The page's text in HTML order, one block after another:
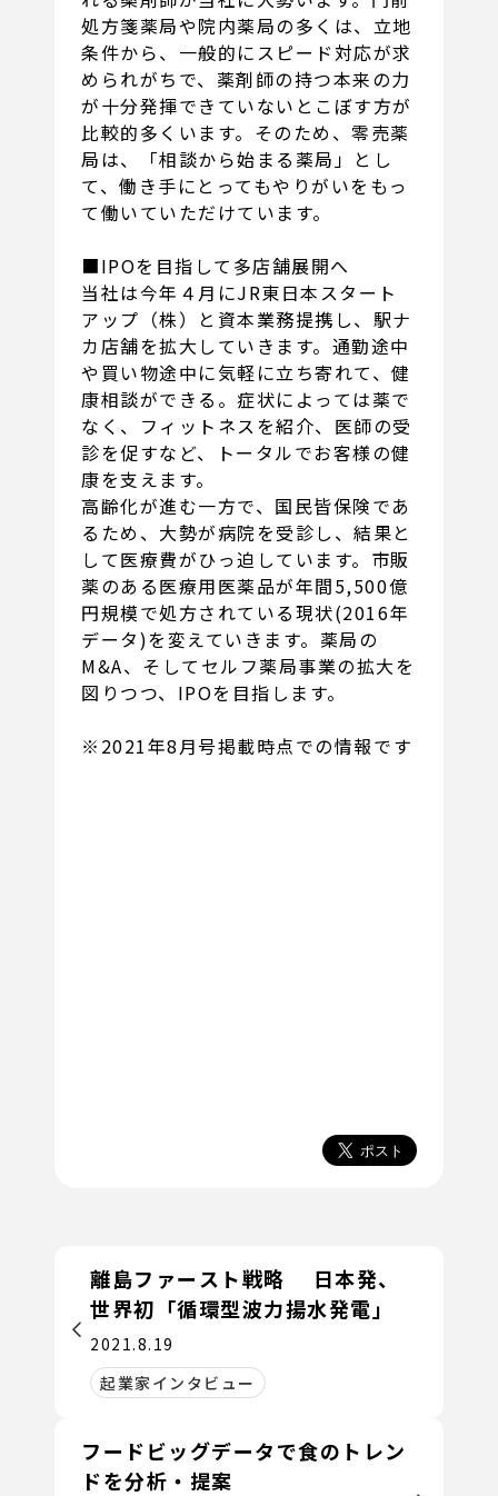
処方箋薬局や院内薬局の多くは、立地
条件から、一般的にスピード対応が求
められがちで、薬剤師の持つ本来の力
が十分発揮できていないとこぼす方が
比較的多くいます。そのため、零売薬
局は、「相談から始まる薬局」とし
て、働き手にとってもやりがいをもっ
て働いていただけています。
■IPOを目指して多店舗展開へ
当社は今年４月にJR東日本スタート
アップ（株）と資本業務提携し、駅ナ
カ店舗を拡大していきます。通勤途中
や買い物途中に気軽に立ち寄れて、健
康相談ができる。症状によっては薬で
なく、フィットネスを紹介、医師の受
診を促すなど、トータルでお客様の健
康を支えます。
高齢化が進む一方で、国民皆保険であ
るため、大勢が病院を受診し、結果と
して医療費がひっ迫しています。市販
薬のある医療用医薬品が年間5,500億
円規模で処方されている現状(2016年
データ)を変えていきます。薬局の
M&A、そしてセルフ薬局事業の拡大を
図りつつ、IPOを目指します。
※2021年8月号掲載時点での情報です
離島ファースト戦略 日本発、
世界初「循環型波力揚水発電」
2021.8.19
起業家インタビュー
フードビッグデータで食のトレン
ドを分析・提案